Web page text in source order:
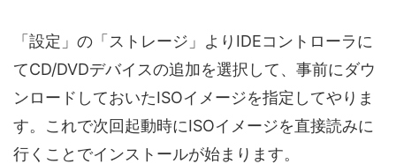
「設定」の「ストレージ」よりIDEコントローラに
てCD/DVDデバイスの追加を選択して、事前にダウ
ンロードしておいたISOイメージを指定してやりま
す。これで次回起動時にISOイメージを直接読みに
行くことでインストールが始まります。